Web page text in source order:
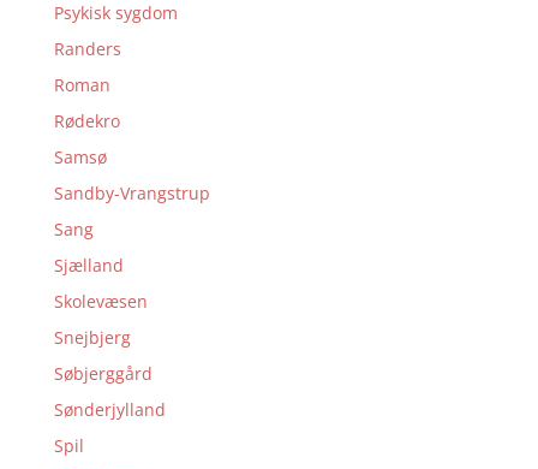
Psykisk sygdom
Randers
Roman
Rødekro
Samsø
Sandby-Vrangstrup
Sang
Sjælland
Skolevæsen
Snejbjerg
Søbjerggård
Sønderjylland
Spil